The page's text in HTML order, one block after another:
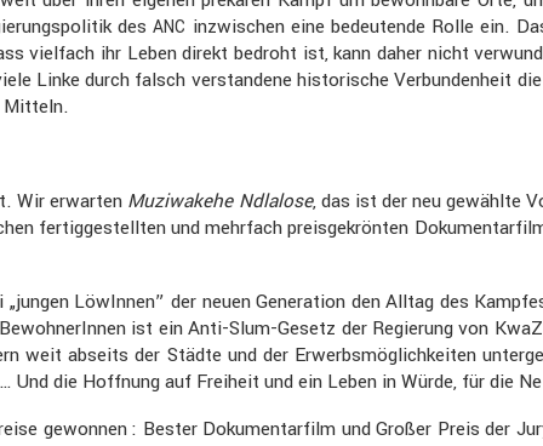
desANC inzwi­schen eine bedeu­tende Rolle ein.
vielfach ihr Leben direkt bedroht ist, kann daher nicht
Linke durch falsch verstan­dene histo­ri­sche Verbun­den­heit
Mitteln.
Wir erwarten Muziwa­kehe Ndlalose, das ist der neu gewählte
fertig­ge­stellten und mehrfach preis­ge­krönten
LöwInnen” der neuen Genera­tion den Alltag des
ist ein Anti-Slum-Gesetz der Regie­rung von
weit abseits der Städte und der Erwerbs­mög­lich­keiten
die Hoffnung auf Freiheit und ein Leben in Würde, für die
gewonnen : Bester Dokumen­tar­film und Großer Preis der